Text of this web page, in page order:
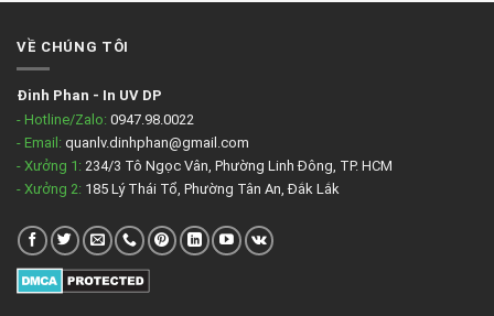
VỀ CHÚNG TÔI
Đinh Phan - In UV DP
- Hotline/Zalo: 0947.98.0022
- Email: quanlv.dinhphan@gmail.com
- Xưởng 1: 234/3 Tô Ngọc Vân, Phường Linh Đông, TP. HCM
- Xưởng 2: 185 Lý Thái Tổ, Phường Tân An, Đắk Lắk